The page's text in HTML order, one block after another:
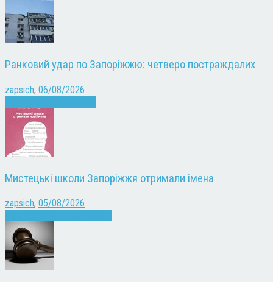
Ранковий удар по Запоріжжю: четверо постраждалих
zapsich, 06/08/2026
Мистецькі школи Запоріжжя отримали імена
zapsich, 05/08/2026